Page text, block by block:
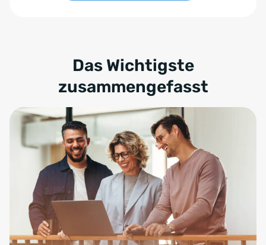
Das Wichtigste
zusammengefasst